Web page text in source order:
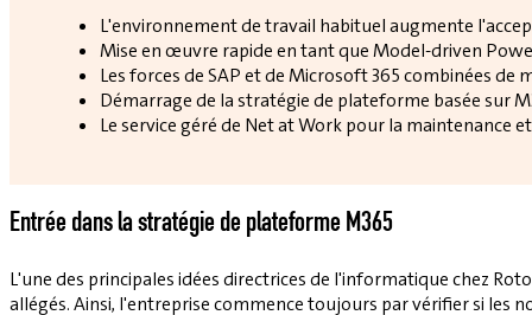
L'environnement de travail habituel augmente
Mise en œuvre rapide en tant que Model-driven
Les forces de SAP et de Microsoft 365 combinées de
Démarrage de la stratégie de plateforme basée sur
Le service géré de Net at Work pour la
Entrée dans la stratégie de plateforme M365
L'une des principales idées directrices de l'informatique chez
allégés. Ainsi, l'entreprise commence toujours par vérifier si les